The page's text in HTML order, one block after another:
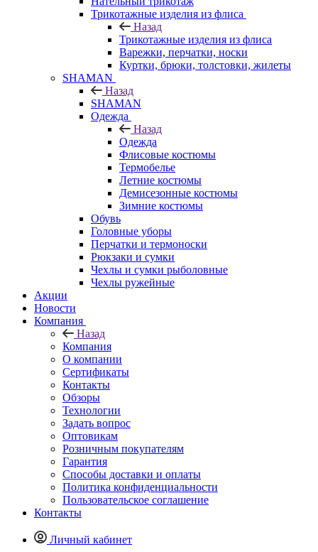
Трикотажные изделия из флиса
Назад
Трикотажные изделия из флиса
Варежки, перчатки, носки
Куртки, брюки, толстовки, жилеты
SHAMAN
Назад
SHAMAN
Одежда
Назад
Одежда
Флисовые костюмы
Термобелье
Летние костюмы
Демисезонные костюмы
Зимние костюмы
Обувь
Головные уборы
Перчатки и термоноски
Рюкзаки и сумки
Чехлы и сумки рыболовные
Чехлы ружейные
Акции
Новости
Компания
Назад
Компания
О компании
Сертификаты
Контакты
Обзоры
Технологии
Задать вопрос
Оптовикам
Розничным покупателям
Гарантия
Способы доставки и оплаты
Политика конфиденциальности
Пользовательское соглашение
Контакты
Личный кабинет